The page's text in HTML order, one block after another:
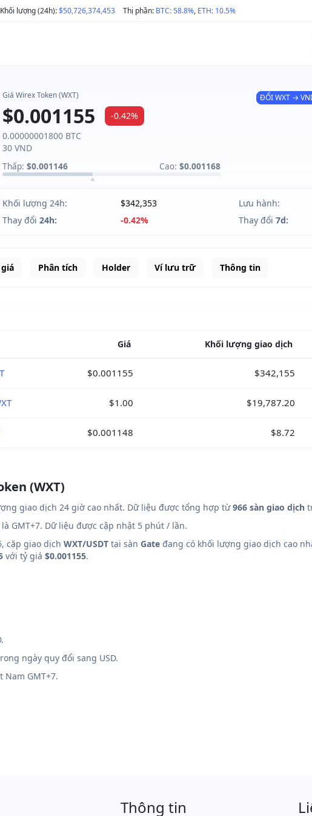
Khối lượng (24h):$50,726,374,453 Thị phần: BTC: 58.8%, ETH: 10.5%
Giá Wirex Token (WXT)
$0.001155
-0.42%
0.00000001800 BTC
30 VND
Thấp: $0.001146 Cao: $0.001168
ĐỔI WXT →
Khối lượng 24h: $342,353 Lưu hành:
Thay đổi 24h: -0.42% Thay đổi 7d:
Phân tích Holder Ví lưu trữ Thông tin
Giá Khối lượng giao dịch
$0.001155 $342,155
$1.00 $19,787.20
$0.001148 $8.72
(WXT)
giao dịch 24 giờ cao nhất. Dữ liệu được tổng hợp từ966 sàn giao dịch
GMT+7. Dữ liệu được cập nhật 5 phút / lần.
cặp giao dịch WXT/USDT tại sàn Gate đang có khối lượng giao dịch cao
với tỷ giá $0.001155.
ngày quy đổi sang USD.
GMT+7.
Thông tin